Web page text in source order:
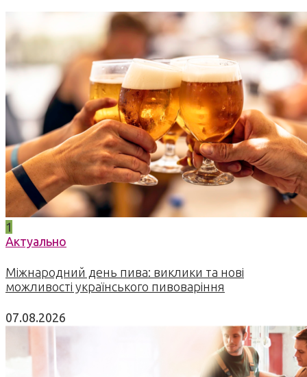
1
Актуально
Міжнародний день пива: виклики та нові
можливості українського пивоваріння
07.08.2026